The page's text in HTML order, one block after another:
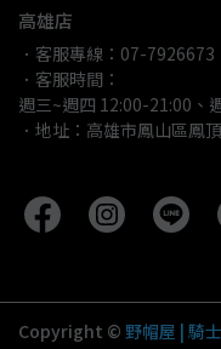
高雄店
．客服專線：07-7926673
．客服時間：
週三~週四 12:00-21:00、
．地址：高雄市鳳山區鳳
Copyright © 野帽屋 | 騎